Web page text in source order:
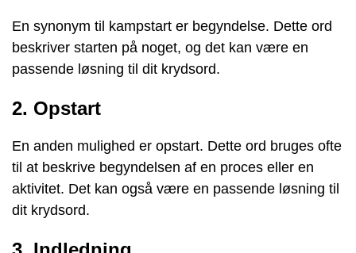
En synonym til kampstart er begyndelse. Dette ord
beskriver starten på noget, og det kan være en
passende løsning til dit krydsord.
2. Opstart
En anden mulighed er opstart. Dette ord bruges ofte
til at beskrive begyndelsen af en proces eller en
aktivitet. Det kan også være en passende løsning til
dit krydsord.